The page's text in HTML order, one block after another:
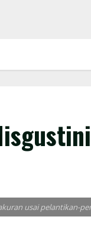
usai pelantikan-